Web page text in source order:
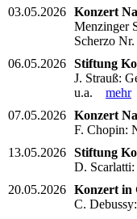
03.05.2026 Konzert
Menzinger
Scherzo
06.05.2026 Stiftung
J. Strauß:
u.a. mehr
07.05.2026 Konzert
F. Chopin:
13.05.2026 Stiftung
D.
20.05.2026 Konzert in
C.